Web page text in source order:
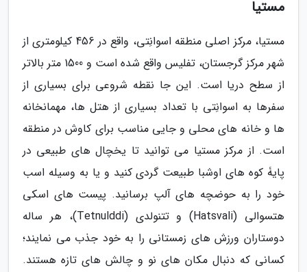
مستیا
مستیا، مرکز اصلی منطقه اسوانِتی، واقع در 456 کیلومتری از
شهر مرکز گرجستان، تفلیس واقع شده است و 1500 متر بالاتر
از سطح دریا است. این جا نقطه شروعی برای بسیاری از
سفرها به اسوانِتی با تعداد بسیاری از هتل ها، مهمانخانه
ها و خانه های محلی و جایی مناسب برای کاوش در منطقه
است. از مرکز مستیا می توانید تا یخچال های طبیعی در
پایۀ کوه های اوشبا طبیعت گردی کنید و یا به وسیله اسب
خود را به حوضچه های آلپ برسانید. پیست های اسکی
هتسوالی (Hatsvali) و تتنولدی (Tetnulddi)، هر ساله
دوستاران ورزش های زمستانی را به خود جذب می نمایند؛
کسانی که دنبال مکان های نو و چالش های تازه هستند.